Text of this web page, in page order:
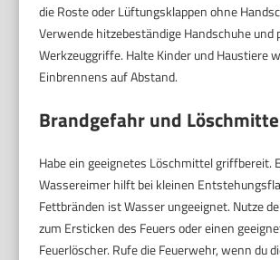
die Roste oder Lüftungsklappen ohne
Verwende hitzebeständige Handschuhe und
Werkzeuggriffe. Halte Kinder und Haustiere
Einbrennens auf Abstand.
Brandgefahr und
Habe ein geeignetes Löschmittel griffbereit.
Wassereimer hilft bei kleinen
Fettbränden ist Wasser ungeeignet. Nutze
zum Ersticken des Feuers oder einen
Feuerlöscher. Rufe die Feuerwehr, wenn du